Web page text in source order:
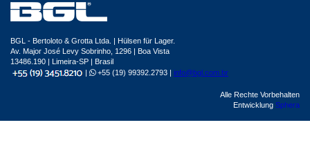
BGL - Bertoloto & Grotta Ltda. | Hülsen für Lager.
Av. Major José Levy Sobrinho, 1296 | Boa Vista
13486.190 | Limeira-SP | Brasil
|
+55 (19) 99392.2793 | info@bgl.com.br
Alle Rechte Vorbehalten
Entwicklung Sphera